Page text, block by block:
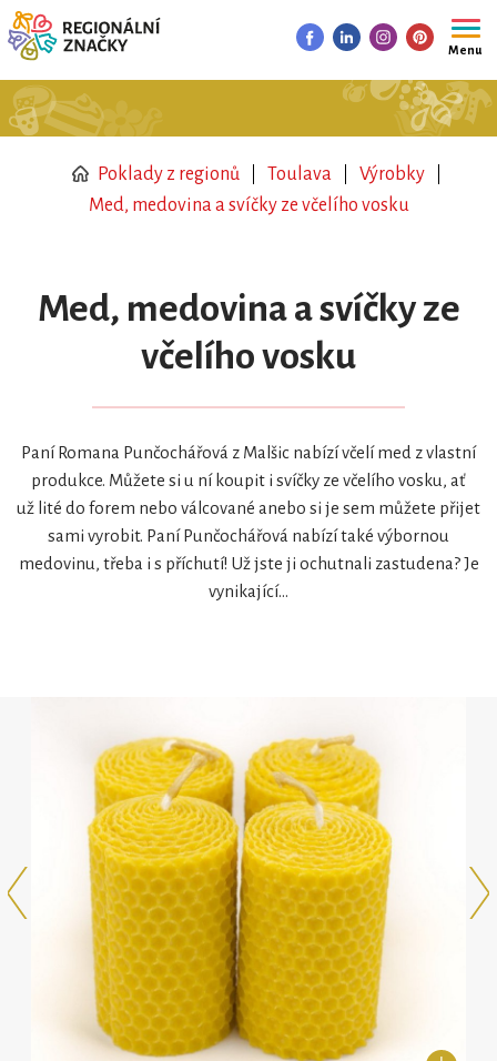
Menu
Poklady z regionů Toulava
Výrobky
Med, medovina a svíčky ze včelího vosku
Med, medovina a svíčky ze
včelího vosku
Paní Romana Punčochářová z Malšic nabízí včelí med z vlastní
produkce. Můžete si u ní koupit i svíčky ze včelího vosku, ať
už lité do forem nebo válcované anebo si je sem můžete přijet
sami vyrobit. Paní Punčochářová nabízí také výbornou
medovinu, třeba i s příchutí! Už jste ji ochutnali zastudena? Je
vynikající…